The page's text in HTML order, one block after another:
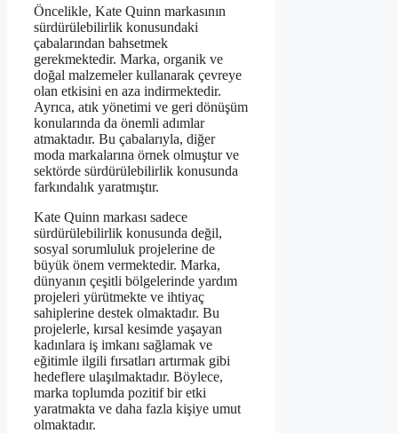
Öncelikle, Kate Quinn markasının
sürdürülebilirlik konusundaki
çabalarından bahsetmek
gerekmektedir. Marka, organik ve
doğal malzemeler kullanarak çevreye
olan etkisini en aza indirmektedir.
Ayrıca, atık yönetimi ve geri dönüşüm
konularında da önemli adımlar
atmaktadır. Bu çabalarıyla, diğer
moda markalarına örnek olmuştur ve
sektörde sürdürülebilirlik konusunda
farkındalık yaratmıştır.
Kate Quinn markası sadece
sürdürülebilirlik konusunda değil,
sosyal sorumluluk projelerine de
büyük önem vermektedir. Marka,
dünyanın çeşitli bölgelerinde yardım
projeleri yürütmekte ve ihtiyaç
sahiplerine destek olmaktadır. Bu
projelerle, kırsal kesimde yaşayan
kadınlara iş imkanı sağlamak ve
eğitimle ilgili fırsatları artırmak gibi
hedeflere ulaşılmaktadır. Böylece,
marka toplumda pozitif bir etki
yaratmakta ve daha fazla kişiye umut
olmaktadır.